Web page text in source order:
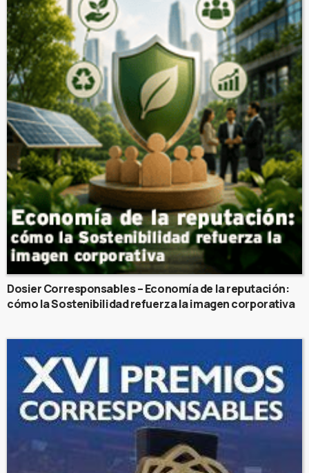
Dosier Corresponsables – Economía de la reputación:
cómo la Sostenibilidad refuerza la imagen corporativa